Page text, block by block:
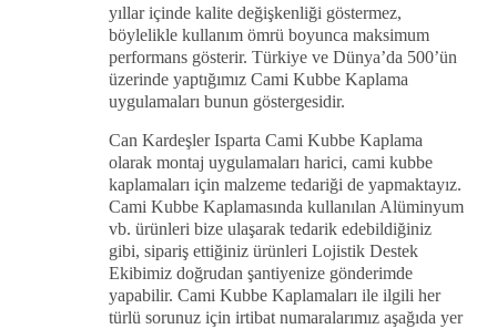
yıllar içinde kalite değişkenliği göstermez,
böylelikle kullanım ömrü boyunca maksimum
performans gösterir. Türkiye ve Dünya’da 500’ün
üzerinde yaptığımız Cami Kubbe Kaplama
uygulamaları bunun göstergesidir.
Can Kardeşler Isparta Cami Kubbe Kaplama
olarak montaj uygulamaları harici, cami kubbe
kaplamaları için malzeme tedariği de yapmaktayız.
Cami Kubbe Kaplamasında kullanılan Alüminyum
vb. ürünleri bize ulaşarak tedarik edebildiğiniz
gibi, sipariş ettiğiniz ürünleri Lojistik Destek
Ekibimiz doğrudan şantiyenize gönderimde
yapabilir. Cami Kubbe Kaplamaları ile ilgili her
türlü sorunuz için irtibat numaralarımız aşağıda yer